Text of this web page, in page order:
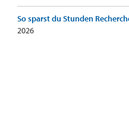
So sparst du Stunden
2026